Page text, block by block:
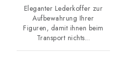
Eleganter Lederkoffer zur
Aufbewahrung Ihrer
Figuren, damit ihnen beim
Transport nichts...